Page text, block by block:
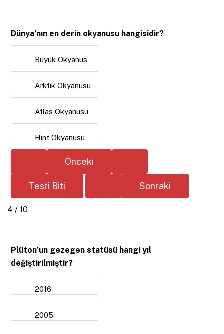
Dünya’nın en derin okyanusu hangisidir?
Büyük Okyanus
Arktik Okyanusu
Atlas Okyanusu
Hint Okyanusu
4 / 10
Plüton’un gezegen statüsü hangi yıl
değiştirilmiştir?
2016
2005